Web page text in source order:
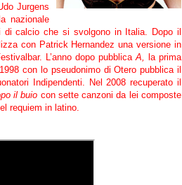
Jurgens
nazionale
di calcio che si svolgono in Italia. Dopo il
con Patrick Hernandez una versione in
L’anno dopo pubblicaA,
la prima
con lo pseudonimo di Otero pubblica il
Indipendenti. Nel 2008 recuperato il
il buio con sette canzoni da lei composte
requiem in latino.